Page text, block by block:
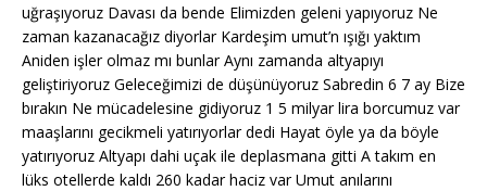
uğraşıyoruz Davası da bende Elimizden geleni yapıyoruz Ne
zaman kazanacağız diyorlar Kardeşim umut’n ışığı yaktım
Aniden işler olmaz mı bunlar Aynı zamanda altyapıyı
geliştiriyoruz Geleceğimizi de düşünüyoruz Sabredin 6 7 ay Bize
bırakın Ne mücadelesine gidiyoruz 1 5 milyar lira borcumuz var
maaşlarını gecikmeli yatırıyorlar dedi Hayat öyle ya da böyle
yatırıyoruz Altyapı dahi uçak ile deplasmana gitti A takım en
lüks otellerde kaldı 260 kadar haciz var Umut anılarını